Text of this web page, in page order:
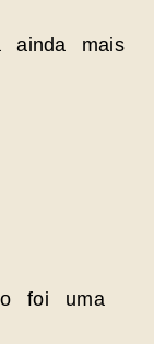
ainda mais
foi uma